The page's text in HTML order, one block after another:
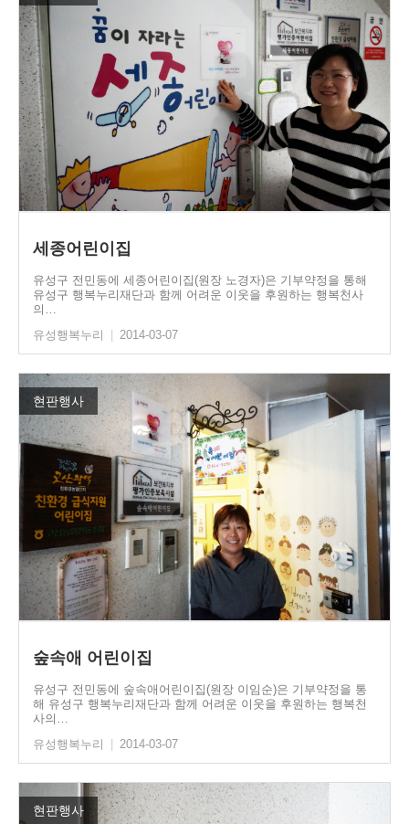
세종어린이집
유성구 전민동에 세종어린이집(원장 노경자)은 기부약정을 통해
유성구 행복누리재단과 함께 어려운 이웃을 후원하는 행복천사
의…
유성행복누리
2014-03-07
현판행사
숲속애 어린이집
유성구 전민동에 숲속애어린이집(원장 이임순)은 기부약정을 통
해 유성구 행복누리재단과 함께 어려운 이웃을 후원하는 행복천
사의…
유성행복누리
2014-03-07
현판행사